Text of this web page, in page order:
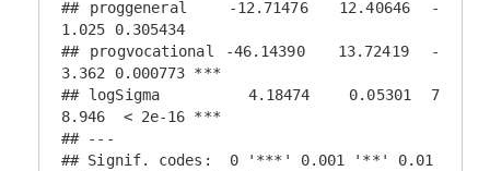
## proggeneral    -12.71476   12.40646  -
1.025 0.305434
## progvocational -46.14390   13.72419  -
3.362 0.000773 ***
## logSigma         4.18474    0.05301  7
8.946  < 2e-16 ***
## ---
## Signif. codes:  0 '***' 0.001 '**' 0.01